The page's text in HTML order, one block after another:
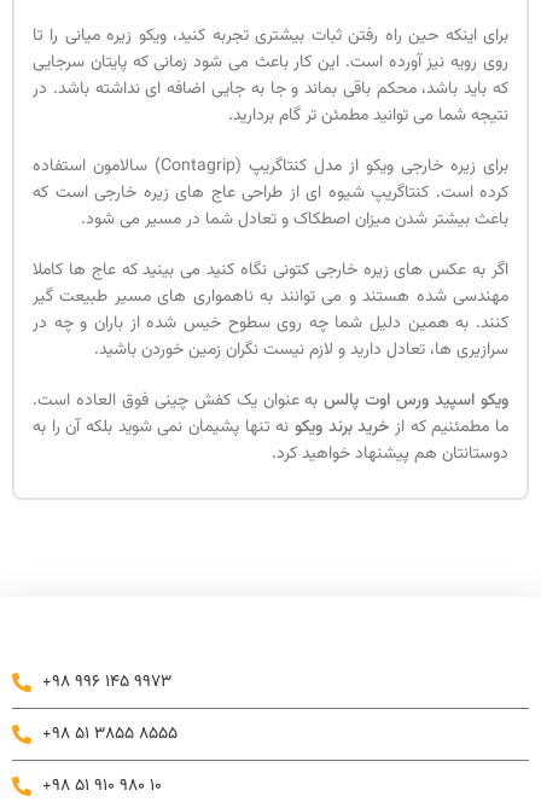
برای اینکه حین راه رفتن ثبات بیشتری تجربه کنید، ویکو زیره میانی را تا
روی رویه نیز آورده است. این کار باعث می شود زمانی که پایتان سرجایی
که باید باشد، محکم باقی بماند و جا به جایی اضافه ای نداشته باشد. در
نتیجه شما می توانید مطمئن تر گام بردارید.
برای زیره خارجی ویکو از مدل کنتاگریپ (Contagrip) سالامون استفاده
کرده است. کنتاگریپ شیوه ای از طراحی عاج های زیره خارجی است که
باعث بیشتر شدن میزان اصطکاک و تعادل شما در مسیر می شود.
اگر به عکس های زیره خارجی کتونی نگاه کنید می بینید که عاج ها کاملا
مهندسی شده هستند و می توانند به ناهمواری های مسیر طبیعت گیر
کنند. به همین دلیل شما چه روی سطوح خیس شده از باران و چه در
سرازیری ها، تعادل دارید و لازم نیست نگران زمین خوردن باشید.
ویکو اسپید ورس اوت پالسبه عنوان یک کفش چینی فوق العاده است.
ما مطمئنیم که از خرید برند ویکو نه تنها پشیمان نمی شوید بلکه آن را به
دوستانتان هم پیشنهاد خواهید کرد.
+98 996 145 9973
+98 51 3855 8555
+98 51 910 980 10